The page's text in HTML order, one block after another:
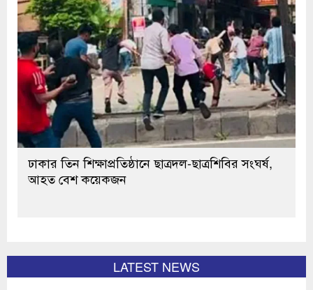
ঢাকার তিন শিক্ষাপ্রতিষ্ঠানে ছাত্রদল-ছাত্রশিবির সংঘর্ষ,
আহত বেশ কয়েকজন
LATEST NEWS